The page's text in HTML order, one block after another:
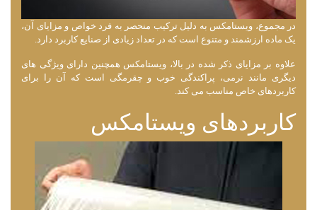
در مجموع، ویستامکس به دلیل ترکیب منحصر به فرد خواص و مزایای آن،
یک ماده ارزشمند و متنوع است که در تعداد زیادی از صنایع کاربرد دارد.
علاوه بر مزایای ذکر شده در بالا، ویستامکس همچنین دارای ویژگی ‌های
دیگری مانند نرمی، پراکندگی خوب و چقرمگی است که آن را برای
کاربردهای خاص مناسب می‌ کند.
کاربردهای ویستامکس